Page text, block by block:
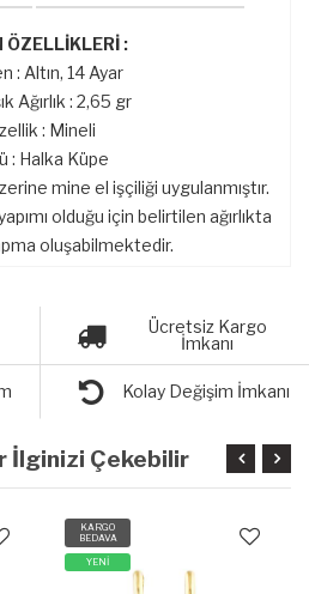
ÖZELLİKLERİ :
: Altın, 14 Ayar
Ağırlık : 2,65 gr
: Mineli
: Halka Küpe
mine el işçiliği uygulanmıştır.
olduğu için belirtilen ağırlıkta
oluşabilmektedir.
Ücretsiz Kargo
İmkanı
Kolay Değişim İmkanı
İlginizi Çekebilir
KARGO
BEDAVA
YENİ